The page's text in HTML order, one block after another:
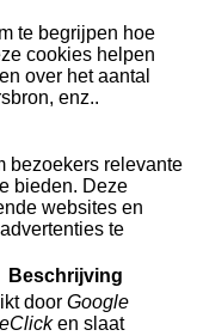
te begrijpen hoe
cookies helpen
over het aantal
enz..
bezoekers relevante
bieden. Deze
websites en
te
Beschrijving
door Google
en slaat